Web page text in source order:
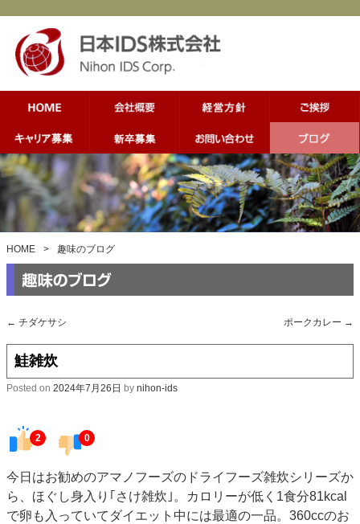
HOME > 趣味のブログ
← チダケサシ ポークカレー →
鮭雑炊
Posted on 2024年7月26日 by nihon-ids
2 0
今日はお勧めのアマノフーズのドライフーズ雑炊シリーズか
ら、ほぐし身入り｢さけ雑炊｣。カロリーが低く1食分81kcal
で卵も入っていてダイエット中には最適の一品。360ccのお